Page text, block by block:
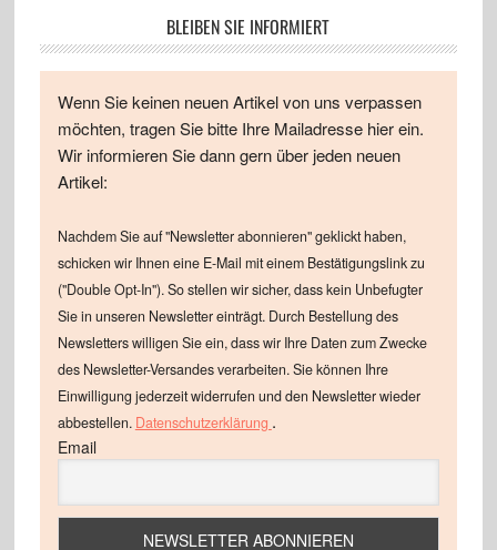
BLEIBEN SIE INFORMIERT
Wenn Sie keinen neuen Artikel von uns verpassen
möchten, tragen Sie bitte Ihre Mailadresse hier ein.
Wir informieren Sie dann gern über jeden neuen
Artikel:
Nachdem Sie auf "Newsletter abonnieren" geklickt haben,
schicken wir Ihnen eine E-Mail mit einem Bestätigungslink zu
("Double Opt-In"). So stellen wir sicher, dass kein Unbefugter
Sie in unseren Newsletter einträgt. Durch Bestellung des
Newsletters willigen Sie ein, dass wir Ihre Daten zum Zwecke
des Newsletter-Versandes verarbeiten. Sie können Ihre
Einwilligung jederzeit widerrufen und den Newsletter wieder
abbestellen. Datenschutzerklärung .
Email